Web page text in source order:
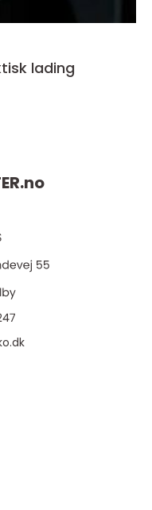
lading
no